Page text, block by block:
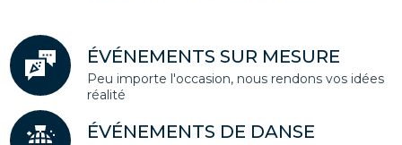
ÉVÉNEMENTS SUR MESURE
Peu importe l'occasion, nous rendons vos idées
réalité
ÉVÉNEMENTS DE DANSE